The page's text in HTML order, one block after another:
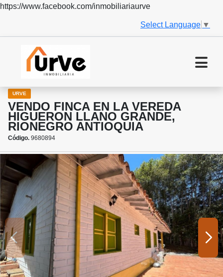
https://www.facebook.com/inmobiliariaurve
Select Language ▼
URVE
VENDO FINCA EN LA VEREDA
HIGUERON LLANO GRANDE,
RIONEGRO ANTIOQUIA
Código. 9680894